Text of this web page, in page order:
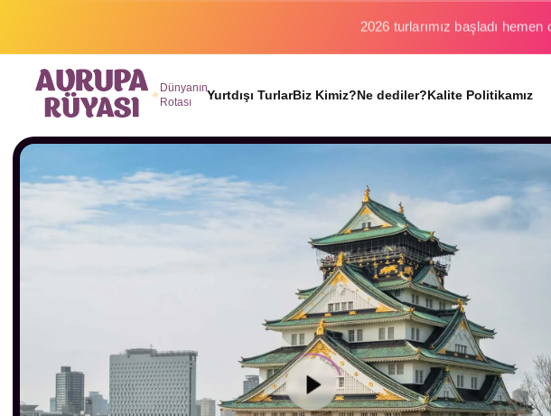
Binlerce gezginin hayali gerçek
Dünyanın
Rotası
Yurtdışı TurlarBiz Kimiz?Ne dediler?Kalite Politikamız